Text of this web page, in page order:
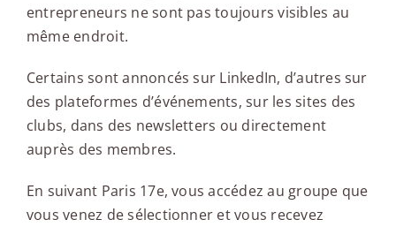
entrepreneurs ne sont pas toujours visibles au
même endroit.
Certains sont annoncés sur LinkedIn, d’autres sur
des plateformes d’événements, sur les sites des
clubs, dans des newsletters ou directement
auprès des membres.
En suivant Paris 17e, vous accédez au groupe que
vous venez de sélectionner et vous recevez